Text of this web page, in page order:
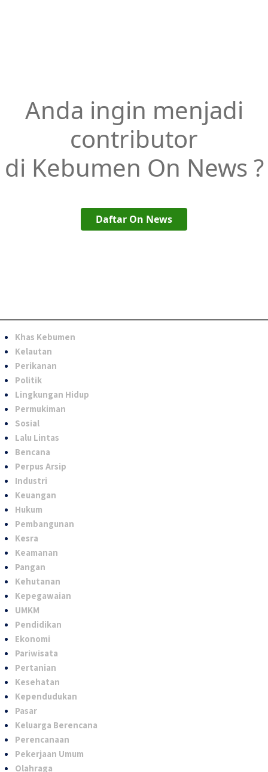
Anda ingin menjadi
contributor
di Kebumen On News ?
Daftar On News
Khas Kebumen
Kelautan
Perikanan
Politik
Lingkungan Hidup
Permukiman
Sosial
Lalu Lintas
Bencana
Perpus Arsip
Industri
Keuangan
Hukum
Pembangunan
Kesra
Keamanan
Pangan
Kehutanan
Kepegawaian
UMKM
Pendidikan
Ekonomi
Pariwisata
Pertanian
Kesehatan
Kependudukan
Pasar
Keluarga Berencana
Perencanaan
Pekerjaan Umum
Olahraga